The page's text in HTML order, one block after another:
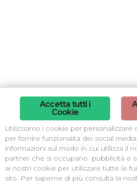
© Copyright B-arch
Privacy Policy Reset cookies
Accetta tutti i
Cookie
Utilizziamo i cookie per personalizzare
per fornire funzionalità dei social
informazioni sul modo in cui utilizza il
partner che si occupano pubblicità e
ai nostri cookie per utilizzare tutte le
sito. Per saperne di più consulta la